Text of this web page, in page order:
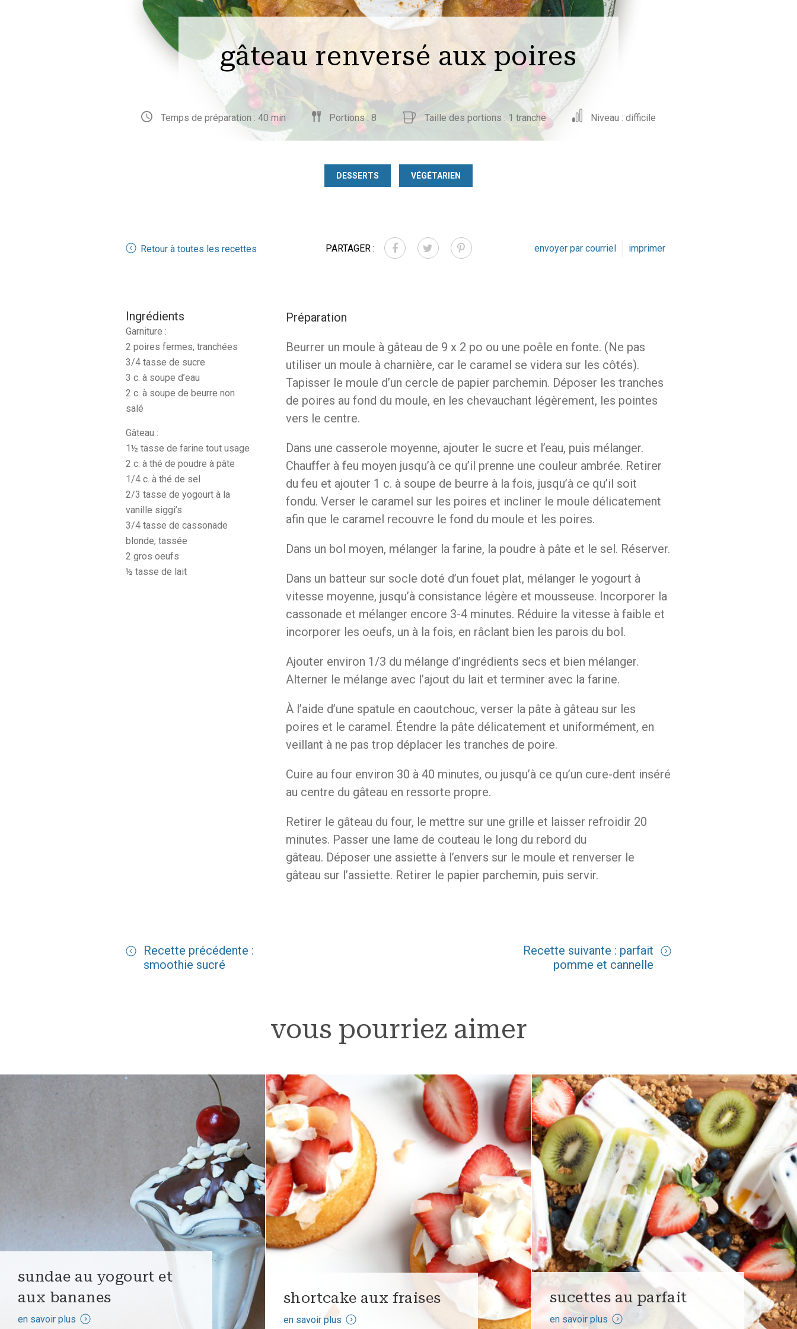
gâteau renversé aux poires
Temps de préparation : 40 min Portions : 8 Taille des portions : 1 tranche Niveau : difficile
DESSERTS VÉGÉTARIEN
Retour à toutes les recettes PARTAGER : envoyer par courriel imprimer
Ingrédients
Garniture :
2 poires fermes, tranchées
3/4 tasse de sucre
3 c. à soupe d’eau
2 c. à soupe de beurre non
salé
Gâteau :
1½ tasse de farine tout usage
2 c. à thé de poudre à pâte
1/4 c. à thé de sel
2/3 tasse de yogourt à la
vanille siggi’s
3/4 tasse de cassonade
blonde, tassée
2 gros oeufs
½ tasse de lait
Préparation
Beurrer un moule à gâteau de 9 x 2 po ou une poêle en fonte. (Ne pas
utiliser un moule à charnière, car le caramel se videra sur les côtés).
Tapisser le moule d’un cercle de papier parchemin. Déposer les tranches
de poires au fond du moule, en les chevauchant légèrement, les pointes
vers le centre.
Dans une casserole moyenne, ajouter le sucre et l’eau, puis mélanger.
Chauffer à feu moyen jusqu’à ce qu’il prenne une couleur ambrée. Retirer
du feu et ajouter 1 c. à soupe de beurre à la fois, jusqu’à ce qu’il soit
fondu. Verser le caramel sur les poires et incliner le moule délicatement
afin que le caramel recouvre le fond du moule et les poires.
Dans un bol moyen, mélanger la farine, la poudre à pâte et le sel. Réserver.
Dans un batteur sur socle doté d’un fouet plat, mélanger le yogourt à
vitesse moyenne, jusqu’à consistance légère et mousseuse. Incorporer la
cassonade et mélanger encore 3-4 minutes. Réduire la vitesse à faible et
incorporer les oeufs, un à la fois, en râclant bien les parois du bol.
Ajouter environ 1/3 du mélange d’ingrédients secs et bien mélanger.
Alterner le mélange avec l’ajout du lait et terminer avec la farine.
À l’aide d’une spatule en caoutchouc, verser la pâte à gâteau sur les
poires et le caramel. Étendre la pâte délicatement et uniformément, en
veillant à ne pas trop déplacer les tranches de poire.
Cuire au four environ 30 à 40 minutes, ou jusqu’à ce qu’un cure-dent inséré
au centre du gâteau en ressorte propre.
Retirer le gâteau du four, le mettre sur une grille et laisser refroidir 20
minutes. Passer une lame de couteau le long du rebord du
gâteau. Déposer une assiette à l’envers sur le moule et renverser le
gâteau sur l’assiette. Retirer le papier parchemin, puis servir.
Recette précédente :
smoothie sucré
Recette suivante : parfait
pomme et cannelle
vous pourriez aimer
sundae au yogourt et
aux bananes
en savoir plus
shortcake aux fraises
en savoir plus
sucettes au parfait
en savoir plus